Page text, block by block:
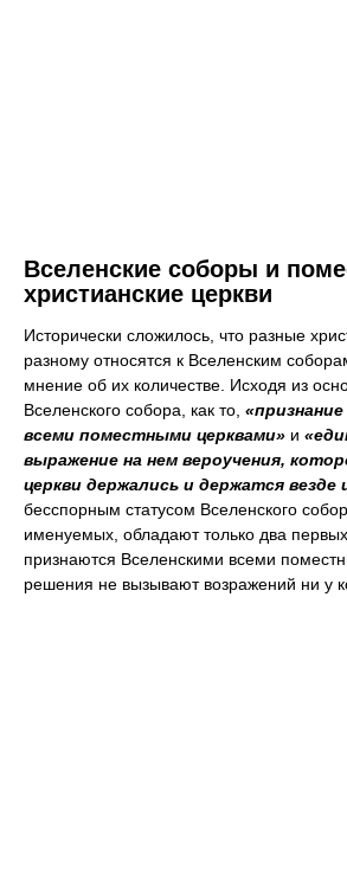
Вселенские соборы и
христианские церкви
Исторически сложилось, что разные
разному относятся к Вселенским
мнение об их количестве. Исходя из
Вселенского собора, как то,
всеми поместными церквами» и
выражение на нем вероучения,
церкви держались и держатся везде
бесспорным статусом Вселенского
именуемых, обладают только два
признаются Вселенскими всеми
решения не вызывают возражений ни у